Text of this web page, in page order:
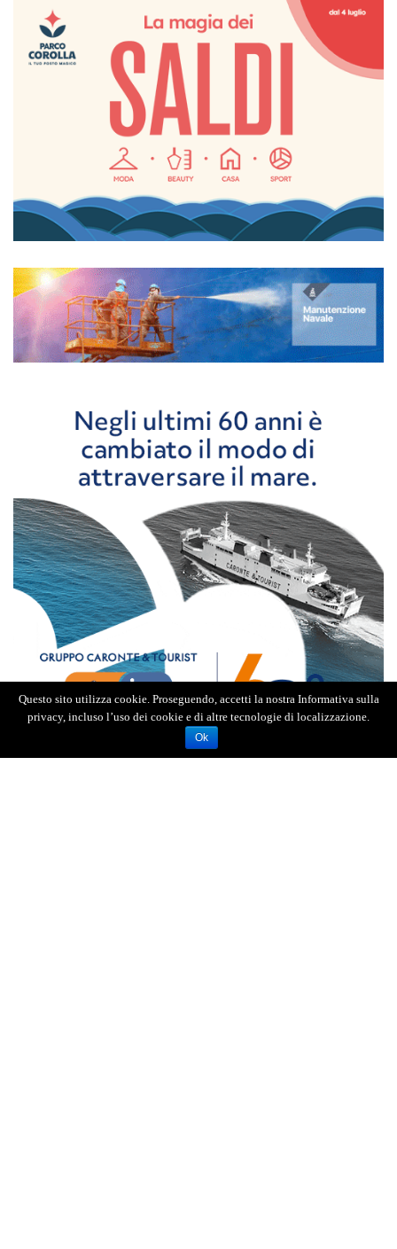
Questo sito utilizza cookie. Proseguendo, accetti la nostra Informativa sulla
privacy, incluso l’uso dei cookie e di altre tecnologie di localizzazione.
Ok